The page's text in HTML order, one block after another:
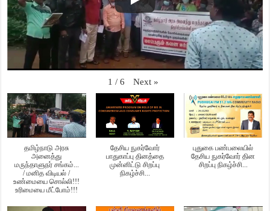
1 / 6 Next »
தமிழ்நாடு அரசு
அனைத்து
மருந்தாளுநர் சங்கம்...
/ மனித விடியல் /
உண்மையை சொல்லி!!!
உரிமையை மீட்போம்!!!
தேசிய நுகர்வோர்
பாதுகாப்பு தினத்தை
முன்னிட்டு சிறப்பு
நிகழ்ச்சி...
புதுகை பண்பலையில்
தேசிய நுகர்வோர் தின
சிறப்பு நிகழ்ச்சி...